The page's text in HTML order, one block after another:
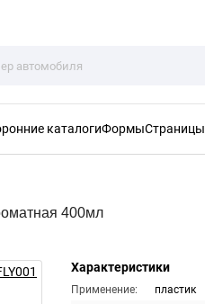
каталогиФормыСтраницы
400мл
Характеристики
Применение:
пластик